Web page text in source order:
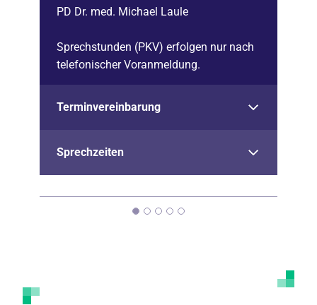
PD Dr. med. Michael Laule
Sprechstunden (PKV) erfolgen nur nach
telefonischer Voranmeldung.
Terminvereinbarung
Sprechzeiten